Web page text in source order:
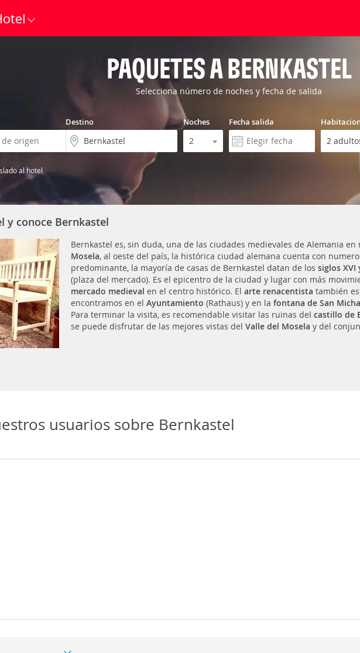
PAQUETES A BERNKASTEL
Selecciona número de noches y fecha de salida
Destino Noches Fecha salida
al hotel
y conoce Bernkastel
Bernkastel es, sin duda, una de las ciudades medievales de Alemania
Mosela, al oeste del país, la histórica ciudad alemana cuenta con
predominante, la mayoría de casas de Bernkastel datan de los siglos XVI
(plaza del mercado). Es el epicentro de la ciudad y lugar con más
mercado medieval en el centro histórico. El arte renacentista también
encontramos en el Ayuntamiento (Rathaus) y en la fontana de San
Para terminar la visita, es recomendable visitar las ruinas del castillo de
se puede disfrutar de las mejores vistas del Valle del Mosela y del
usuarios sobre Bernkastel